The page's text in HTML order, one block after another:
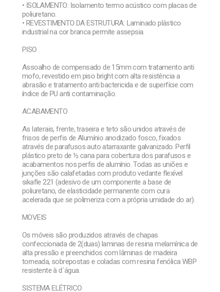
• ISOLAMENTO: Isolamento termo acústico com placas de
poliuretano.
• REVESTIMENTO DA ESTRUTURA: Laminado plástico
industrial na cor branca permite assepsia.
PISO
Assoalho de compensado de 15mm com tratamento anti
mofo, revestido em piso bright com alta resistência a
abrasão e tratamento anti bactericida e de superfície com
índice de PU anti contaminação.
ACABAMENTO
As laterais, frente, traseira e teto são unidos através de
frisos de perfis de Alumínio anodizado fosco, fixados
através de parafusos auto atarraxante galvanizado. Perfil
plástico preto de ½ cana para cobertura dos parafusos e
acabamentos nos perfis de alumínio. Todas as uniões e
junções são calafetadas com produto vedante flexível
sikafle 221 (adesivo de um componente a base de
poliuretano, de elasticidade permanente com cura
acelerada que se polimeriza com a própria umidade do ar).
MOVEIS
Os móveis são produzidos através de chapas
confeccionada de 2(duas) laminas de resina melamínica de
alta pressão e preenchidos com lâminas de madeira
torneada, sobrepostas e coladas com resina fenólica WBP
resistente à d´água.
SISTEMA ELÉTRICO